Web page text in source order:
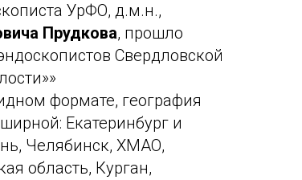
УрФО, д.м.н.,
Прудкова, прошло
Свердловской
формате, география
Екатеринбург и
Челябинск, ХМАО,
область, Курган,